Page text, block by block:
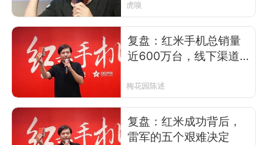
虎嗅
复盘：红米手机总销量
近600万台，线下渠道
梅花园陈述
复盘：红米成功背后，
雷军的五个艰难决定